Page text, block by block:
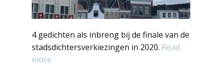
4 gedichten als inbreng bij de finale van de
stadsdichtersverkiezingen in 2020. Read
more